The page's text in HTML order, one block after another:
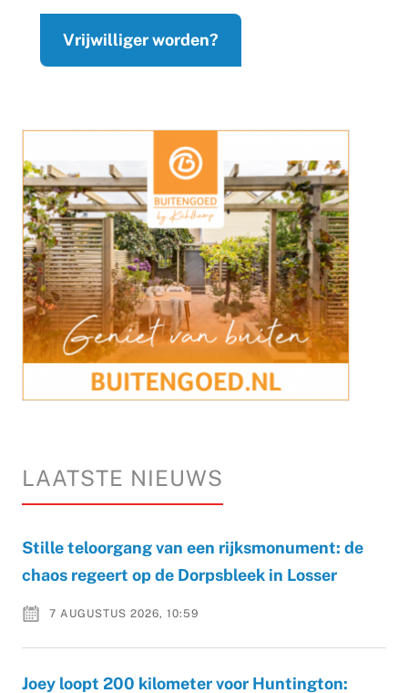
Vrijwilliger worden?
LAATSTE NIEUWS
Stille teloorgang van een rijksmonument: de
chaos regeert op de Dorpsbleek in Losser
7 AUGUSTUS 2026, 10:59
Joey loopt 200 kilometer voor Huntington: